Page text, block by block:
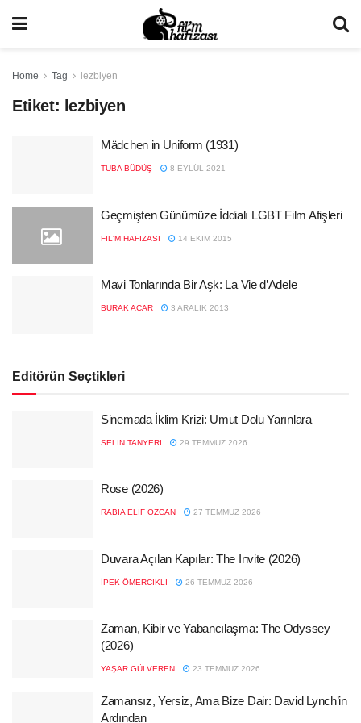
Home Tag lezbiyen
Etiket: lezbiyen
Mädchen in Uniform (1931)
TUBA BÜDÜŞ 8 EYLÜL 2021
Geçmişten Günümüze İddialı LGBT Film Afişleri
FIL'M HAFIZASI 14 EKIM 2015
Mavi Tonlarında Bir Aşk: La Vie d’Adele
BURAK ACAR 3 ARALIK 2013
Editörün Seçtikleri
Sinemada İklim Krizi: Umut Dolu Yarınlara
SELIN TANYERI 29 TEMMUZ 2026
Rose (2026)
RABIA ELIF ÖZCAN 27 TEMMUZ 2026
Duvara Açılan Kapılar: The Invite (2026)
İPEK ÖMERCIKLI 26 TEMMUZ 2026
Zaman, Kibir ve Yabancılaşma: The Odyssey
(2026)
YAŞAR GÜLVEREN 23 TEMMUZ 2026
Zamansız, Yersiz, Ama Bize Dair: David Lynch’in
Ardından